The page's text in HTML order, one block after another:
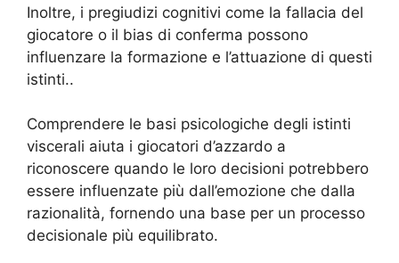
Inoltre, i pregiudizi cognitivi come la fallacia del
giocatore o il bias di conferma possono
influenzare la formazione e l’attuazione di questi
istinti..
Comprendere le basi psicologiche degli istinti
viscerali aiuta i giocatori d’azzardo a
riconoscere quando le loro decisioni potrebbero
essere influenzate più dall’emozione che dalla
razionalità, fornendo una base per un processo
decisionale più equilibrato.